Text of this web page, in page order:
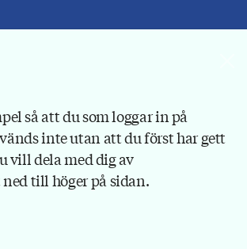
så att du som loggar in på
inte utan att du först har gett
vill dela med dig av
till höger på sidan.